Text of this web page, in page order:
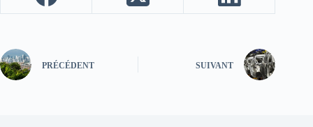
PRÉCÉDENT SUIVANT